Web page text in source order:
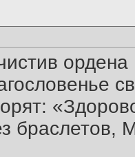
ордена
браслетов,